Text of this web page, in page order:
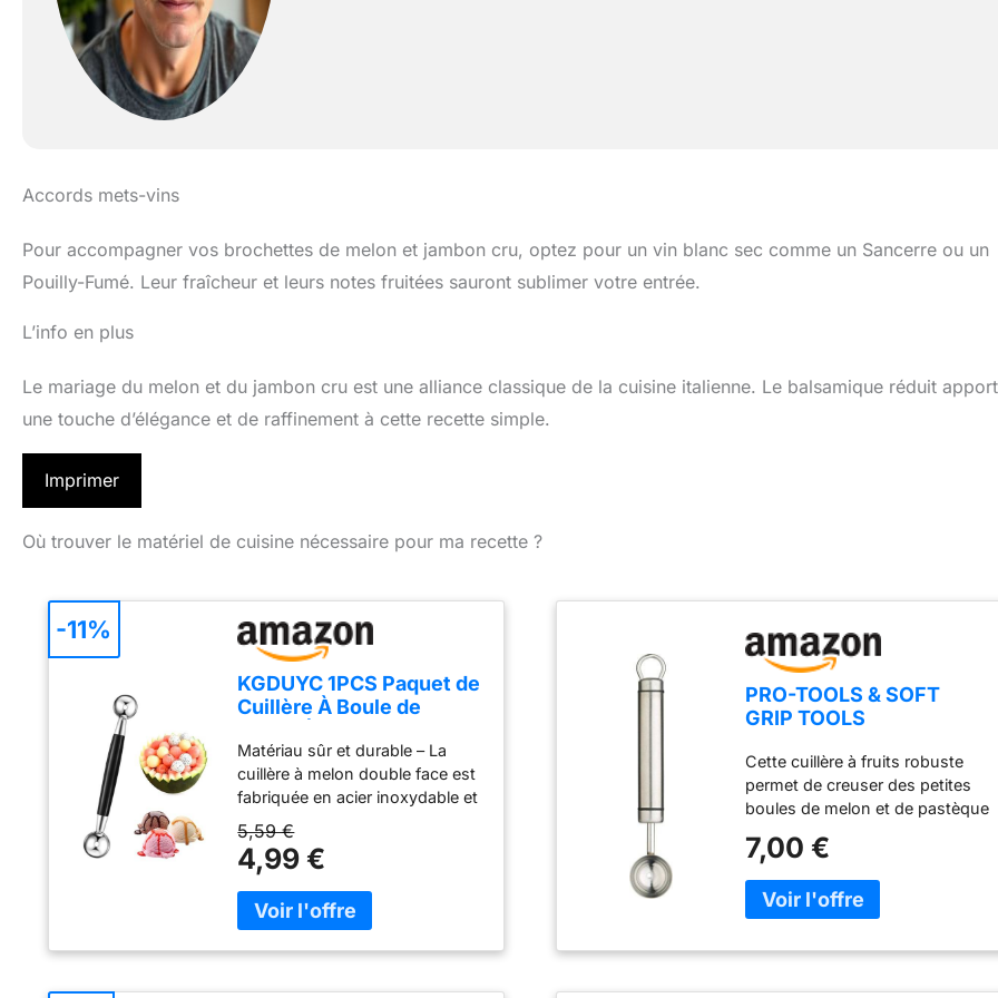
Accords mets-vins
Pour accompagner vos brochettes de melon et jambon cru, optez pour un vin blanc sec comme un Sancerre ou un
Pouilly-Fumé. Leur fraîcheur et leurs notes fruitées sauront sublimer votre entrée.
L’info en plus
Le mariage du melon et du jambon cru est une alliance classique de la cuisine italienne. Le balsamique réduit
une touche d’élégance et de raffinement à cette recette simple.
Imprimer
Où trouver le matériel de cuisine nécessaire pour ma recette ?
KGDUYC 1PCS Paquet de
Cuillère À Boule de
Face, 18 cm Cuillère
Parisienne de Melon 2 en
1 Cuillère À Boule en
Acier Inoxydable
Matériau sûr et durable – La
cuillère à melon double face est
fabriquée en acier inoxydable et
en plastique, sûre et fiable,
adaptée aux aliments,
confortable à tenir et facile à
nettoyer. TAILLE - La longueur
de la boule de glace en acier
et le diamètre des deux boules
5,59 €
4,99 €
-11%
PRO-TOOLS & SOFT
GRIP TOOLS
Cuillère à Melon en Acier
Inoxydable, 18 cm
Cette cuillère à fruits robuste
permet de creuser des petites
boules de melon et de pastèque
magnifiques salades de fruits,
préparez de délicieuses
pommes noisette et pommes
parisiennes ou réalisez de jolies
billes de légumes pour créer des
7,00 €